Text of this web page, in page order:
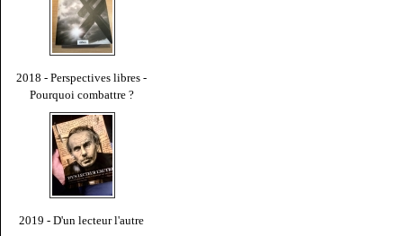
2018 - Perspectives libres -
Pourquoi combattre ?
2019 - D'un lecteur l'autre